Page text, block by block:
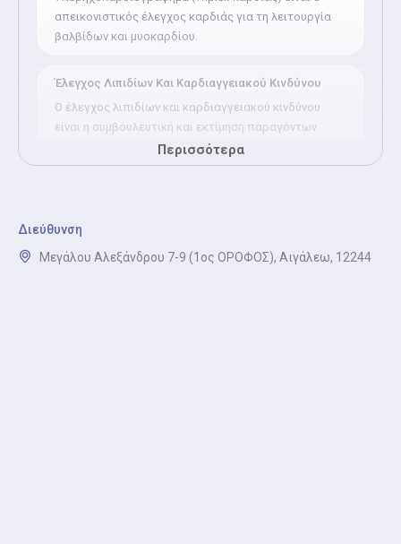
Διεύθυνση
Μεγάλου Αλεξάνδρου 7-9 (1ος ΟΡΟΦΟΣ), Αιγάλεω, 12244
απεικονιστικός έλεγχος καρδιάς για τη λειτουργία
βαλβίδων και μυοκαρδίου.
Έλεγχος Λιπιδίων Και Καρδιαγγειακού Κινδύνου
Ο έλεγχος λιπιδίων και καρδιαγγειακού κινδύνου
είναι η συμβουλευτική και εκτίμηση παραγόντων
κινδύνου για καρδιαγγειακά νοσήματα.
εκτίμηση, λήψη ιστορικού και συζήτηση
συμπτωμάτων.
Περισσότερα